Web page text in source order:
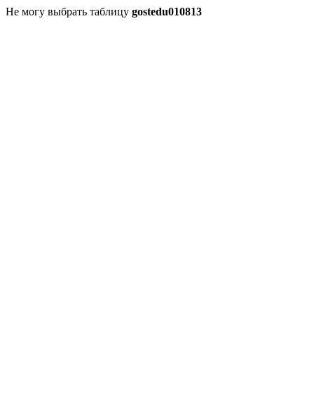
Не могу выбрать таблицу gostedu010813